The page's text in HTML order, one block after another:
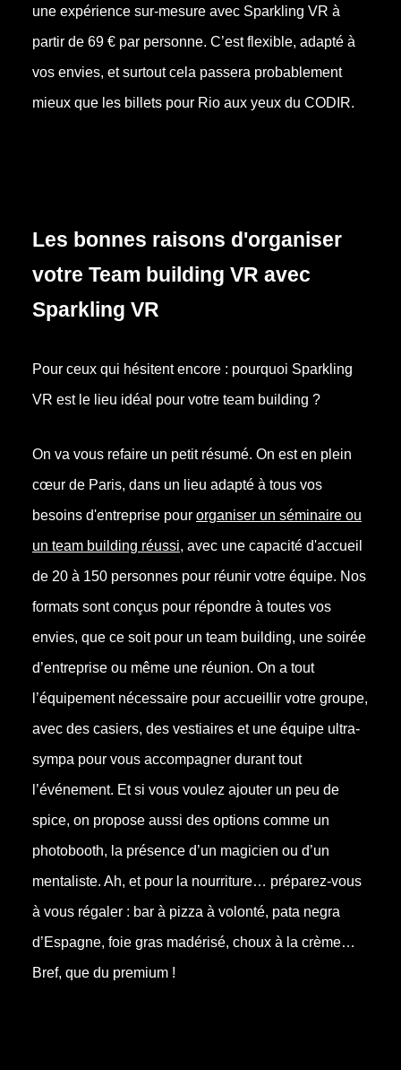
une expérience sur-mesure avec Sparkling VR à
partir de 69 € par personne. C’est flexible, adapté à
vos envies, et surtout cela passera probablement
mieux que les billets pour Rio aux yeux du CODIR.
Les bonnes raisons d'organiser
votre Team building VR avec
Sparkling VR
Pour ceux qui hésitent encore : pourquoi Sparkling
VR est le lieu idéal pour votre team building ?
On va vous refaire un petit résumé. On est en plein
cœur de Paris, dans un lieu adapté à tous vos
besoins d'entreprise pour organiser un séminaire ou
un team building réussi, avec une capacité d'accueil
de 20 à 150 personnes pour réunir votre équipe. Nos
formats sont conçus pour répondre à toutes vos
envies, que ce soit pour un team building, une soirée
d’entreprise ou même une réunion. On a tout
l’équipement nécessaire pour accueillir votre groupe,
avec des casiers, des vestiaires et une équipe ultra-
sympa pour vous accompagner durant tout
l’événement. Et si vous voulez ajouter un peu de
spice, on propose aussi des options comme un
photobooth, la présence d’un magicien ou d’un
mentaliste. Ah, et pour la nourriture… préparez-vous
à vous régaler : bar à pizza à volonté, pata negra
d’Espagne, foie gras madérisé, choux à la crème…
Bref, que du premium !